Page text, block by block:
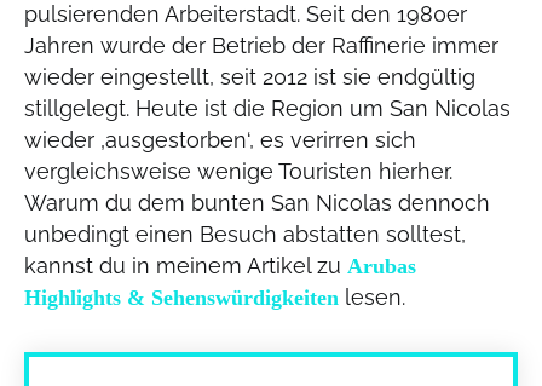
pulsierenden Arbeiterstadt. Seit den 1980er
Jahren wurde der Betrieb der Raffinerie immer
wieder eingestellt, seit 2012 ist sie endgültig
stillgelegt. Heute ist die Region um San Nicolas
wieder ‚ausgestorben‘, es verirren sich
vergleichsweise wenige Touristen hierher.
Warum du dem bunten San Nicolas dennoch
unbedingt einen Besuch abstatten solltest,
kannst du in meinem Artikel zu Arubas
Highlights & Sehenswürdigkeiten lesen.